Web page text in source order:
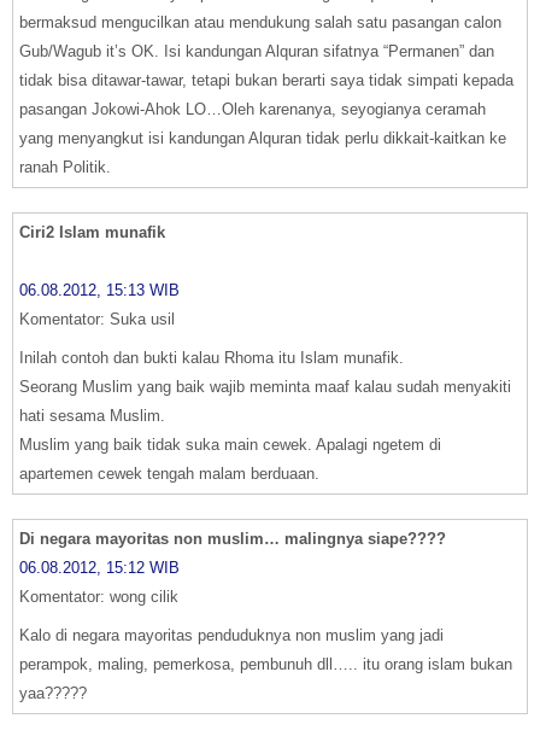
bermaksud mengucilkan atau mendukung salah satu pasangan calon
Gub/Wagub it’s OK. Isi kandungan Alquran sifatnya “Permanen” dan
tidak bisa ditawar-tawar, tetapi bukan berarti saya tidak simpati kepada
pasangan Jokowi-Ahok LO…Oleh karenanya, seyogianya ceramah
yang menyangkut isi kandungan Alquran tidak perlu dikkait-kaitkan ke
ranah Politik.
Ciri2 Islam munafik
06.08.2012, 15:13 WIB
Komentator: Suka usil
Inilah contoh dan bukti kalau Rhoma itu Islam munafik.
Seorang Muslim yang baik wajib meminta maaf kalau sudah menyakiti
hati sesama Muslim.
Muslim yang baik tidak suka main cewek. Apalagi ngetem di
apartemen cewek tengah malam berduaan.
Di negara mayoritas non muslim… malingnya siape????
06.08.2012, 15:12 WIB
Komentator: wong cilik
Kalo di negara mayoritas penduduknya non muslim yang jadi
perampok, maling, pemerkosa, pembunuh dll….. itu orang islam bukan
yaa?????